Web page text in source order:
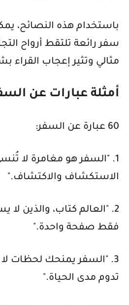
باستخدام هذه النصائح،
سفر رائعة تلتقط أرواح
مثالي وتثير إعجاب القراء
أمثلة عبارات عن
60 عبارة عن السفر:
1. "السفر هو مغامرة لا
الاستكشاف والاكتشاف."
2. "العالم كتاب، والذين لا
فقط صفحة واحدة."
3. "السفر يمنحك لحظات
تدوم مدى الحياة."